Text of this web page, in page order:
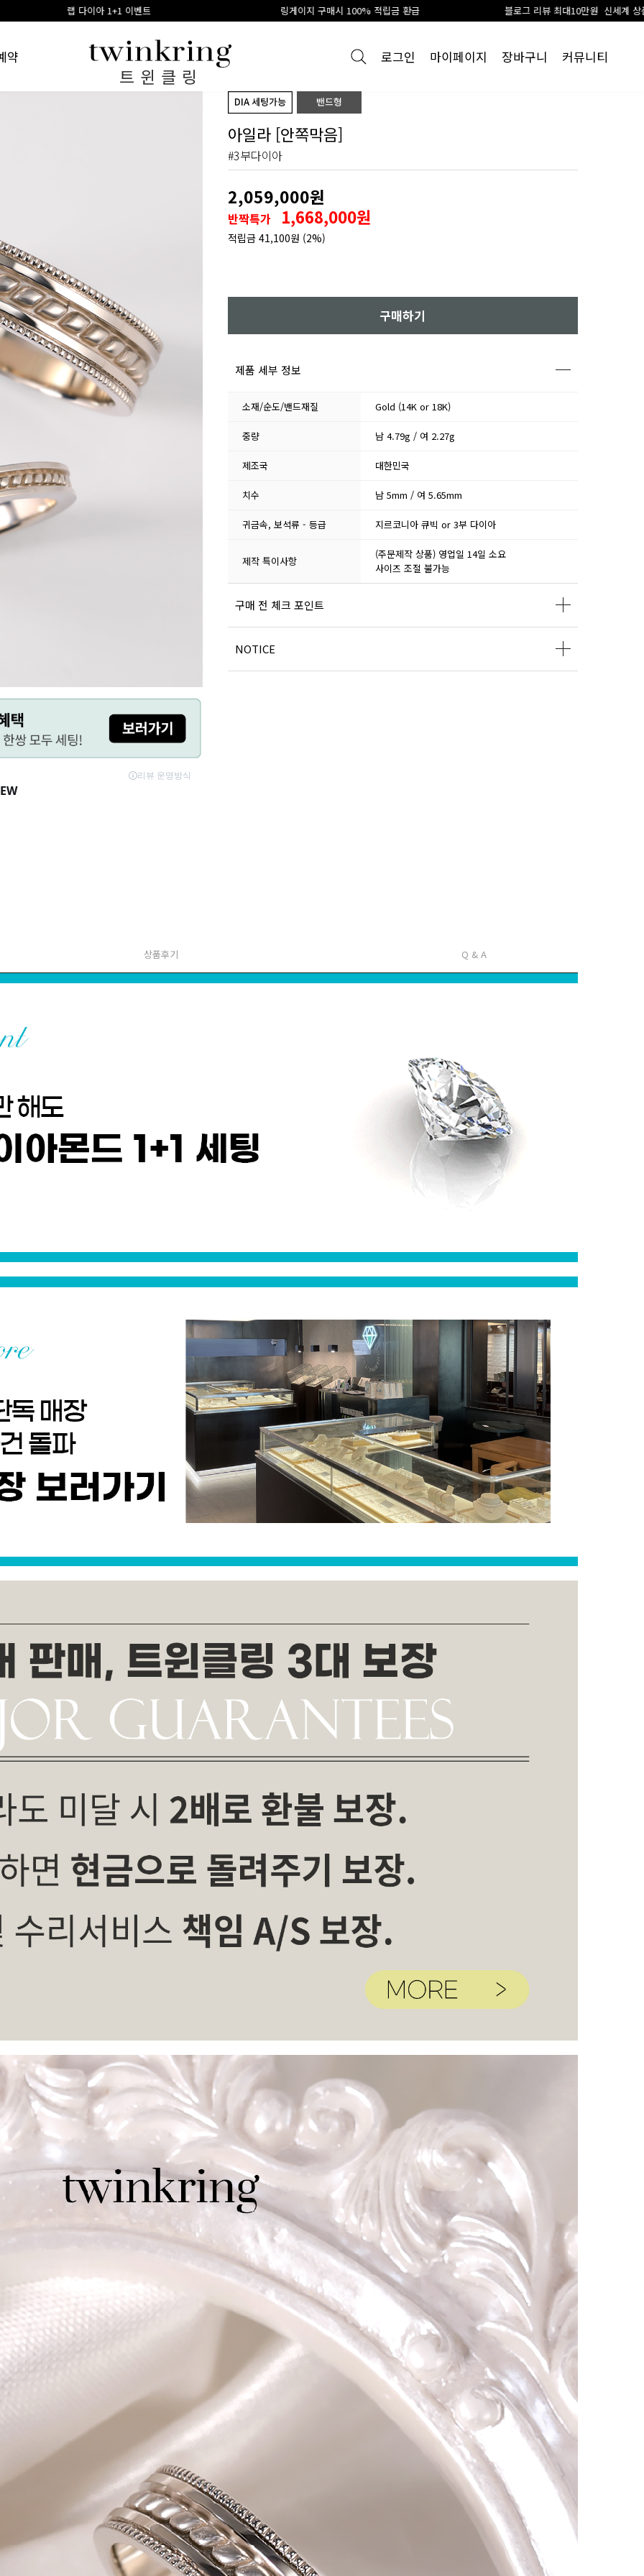
링게이지 구매시 100% 적립금 환급 블로그 리뷰 최대10만원 신세계 상품권 지급
트윈클링
약 로그인 마이페이지 장바구니 커뮤니티
아일라 [안쪽막음]
#3부다이아
2,059,000원
반짝특가 1,668,000원
적립금 41,100원 (2%)
구매하기
제품 세부 정보
소재/순도/밴드재질 Gold (14K or 18K)
중량 남 4.79g / 여 2.27g
제조국 대한민국
치수 남 5mm / 여 5.65mm
귀금속, 보석류 - 등급 지르코니아 큐빅 or 3부 다이아
제작 특이사항
(주문제작 상품) 영업일 14일 소요
사이즈 조절 불가능
구매 전 체크 포인트
NOTICE
상품후기 Q & A